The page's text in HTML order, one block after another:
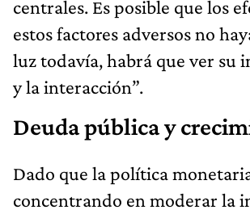
centrales. Es posible que los
estos factores adversos no
luz todavía, habrá que ver su
y la interacción”.
Deuda pública y
Dado que la política
concentrando en moderar la